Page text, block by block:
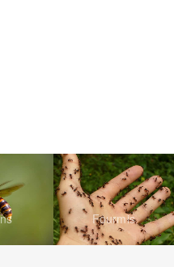
Fourmis